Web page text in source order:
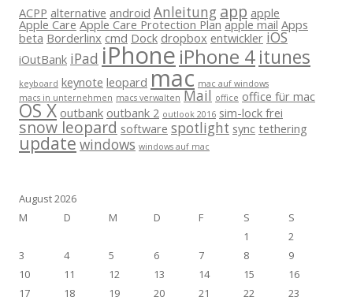
ACPP alternative android Anleitung app apple
Apple Care Apple Care Protection Plan apple mail Apps
beta Borderlinx cmd Dock dropbox entwickler iOS
iOutBank iPad iPhone iPhone 4itunes
keyboard keynote leopard mac mac auf windows
macs in unternehmen macs verwalten Mail office office für mac
OS X outbank outbank 2 outlook 2016 sim-lock frei
snow leopard software spotlight sync tethering
update windows windows auf mac
August 2026
M
D M D F S
S
1
2
3
4 5 6 7 8
9
10
11 12 13 14 15
16
17
18 19 20 21 22
23